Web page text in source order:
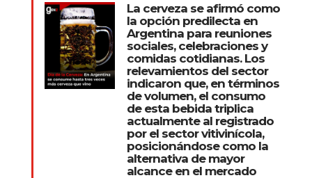
La cerveza se afirmó como
la opción predilecta en
Argentina para reuniones
sociales, celebraciones y
comidas cotidianas. Los
relevamientos del sector
indicaron que, en términos
de volumen, el consumo
de esta bebida triplica
actualmente al registrado
por el sector vitivinícola,
posicionándose como la
alternativa de mayor
alcance en el mercado